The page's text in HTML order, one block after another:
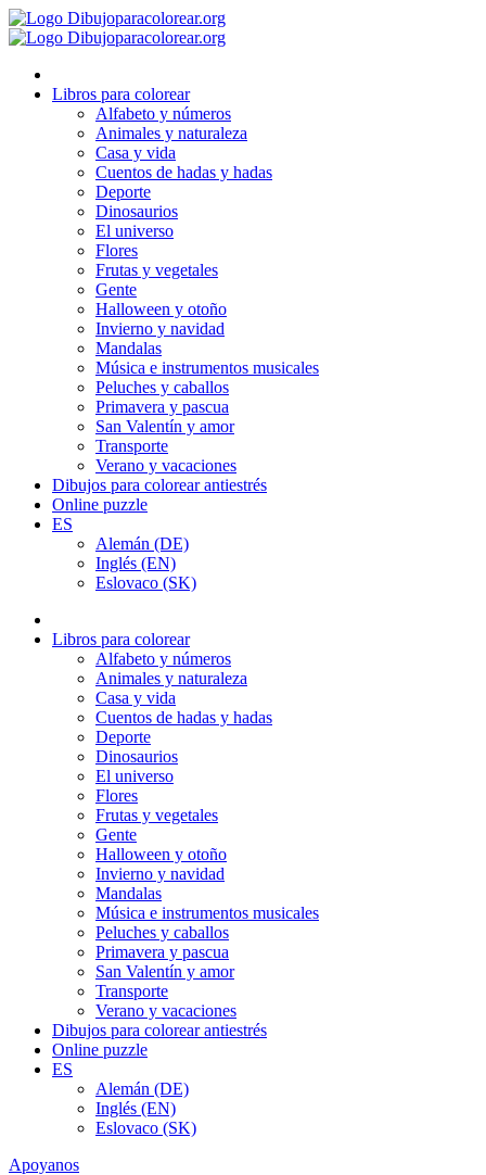
Ir
al
Libros para colorear
Alfabeto y números
Animales y naturaleza
Casa y vida
Cuentos de hadas y hadas
Deporte
Dinosaurios
El universo
Flores
Frutas y vegetales
Gente
Halloween y otoño
Invierno y navidad
Mandalas
Música e instrumentos musicales
Peluches y caballos
Primavera y pascua
San Valentín y amor
Transporte
Verano y vacaciones
Dibujos para colorear antiestrés
Online puzzle
ES
Alemán (DE)
Inglés (EN)
Eslovaco (SK)
Libros para colorear
Alfabeto y números
Animales y naturaleza
Casa y vida
Cuentos de hadas y hadas
Deporte
Dinosaurios
El universo
Flores
Frutas y vegetales
Gente
Halloween y otoño
Invierno y navidad
Mandalas
Música e instrumentos musicales
Peluches y caballos
Primavera y pascua
San Valentín y amor
Transporte
Verano y vacaciones
Dibujos para colorear antiestrés
Online puzzle
ES
Alemán (DE)
Inglés (EN)
Eslovaco (SK)
Apoyanos